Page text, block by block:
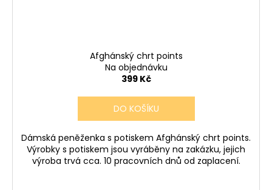
Afghánský chrt points
Na objednávku
399 Kč
DO KOŠÍKU
Dámská peněženka s potiskem Afghánský chrt points.
Výrobky s potiskem jsou vyráběny na zakázku, jejich
výroba trvá cca. 10 pracovních dnů od zaplacení.